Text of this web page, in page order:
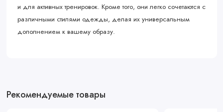
и для активных тренировок. Кроме того, они легко сочетаются с
различными стилями одежды, делая их универсальным
дополнением к вашему образу.
Рекомендуемые товары